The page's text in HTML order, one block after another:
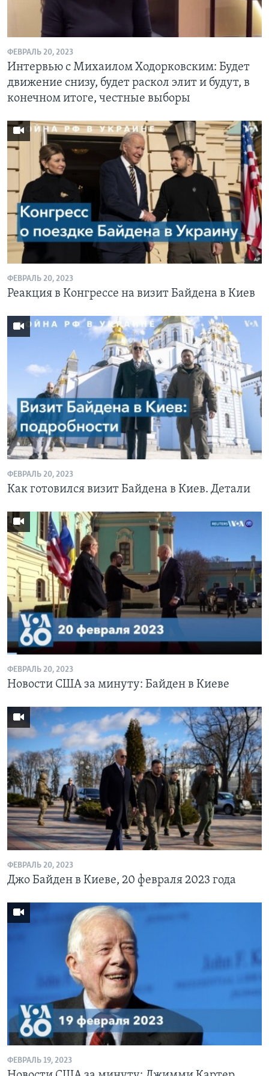
СОЦИАЛЬНЫЕ СЕТИ
ФЕВРАЛЬ 20, 2023
Интервью с Михаилом Ходорковским: Будет
движение снизу, будет раскол элит и будут, в
конечном итоге, честные выборы
ФЕВРАЛЬ 20, 2023
Реакция в Конгрессе на визит Байдена в Киев
ФЕВРАЛЬ 20, 2023
Как готовился визит Байдена в Киев. Детали
ФЕВРАЛЬ 20, 2023
Новости США за минуту: Байден в Киеве
ФЕВРАЛЬ 20, 2023
Джо Байден в Киеве, 20 февраля 2023 года
ФЕВРАЛЬ 19, 2023